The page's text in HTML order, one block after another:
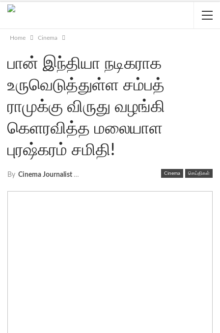
Home Cinema
பான் இந்தியா நடிகராக
உருவெடுத்துள்ள சம்பத்
ராமுக்கு விருது வழங்கி
கெளரவித்த மலையாள
புரஷ்கரம் சமிதி!
Cinema செய்திகள்
By Cinema Journalist Union